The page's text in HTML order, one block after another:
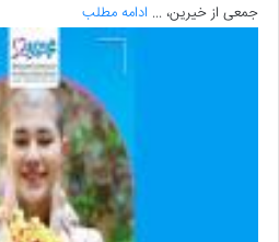
جمعی از خیرین، ... ادامه مطلب